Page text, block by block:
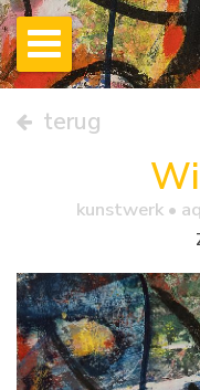
terug
kunstwerk •